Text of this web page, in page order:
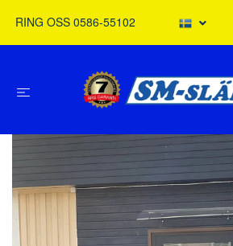
RING OSS 0586-55102